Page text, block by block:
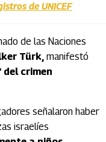
de UNICEF
de las Naciones
Türk, manifestó
crimen
señalaron haber
israelíes